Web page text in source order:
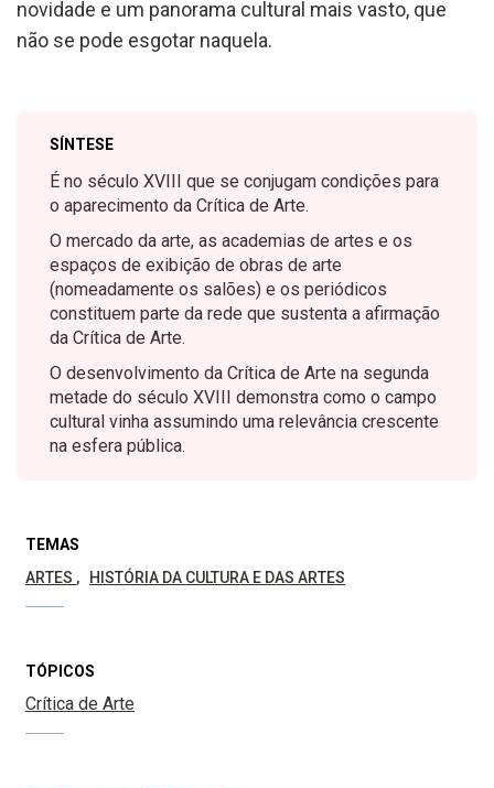
novidade e um panorama cultural mais vasto, que
não se pode esgotar naquela.
SÍNTESE
É no século XVIII que se conjugam condições para
o aparecimento da Crítica de Arte.
O mercado da arte, as academias de artes e os
espaços de exibição de obras de arte
(nomeadamente os salões) e os periódicos
constituem parte da rede que sustenta a afirmação
da Crítica de Arte.
O desenvolvimento da Crítica de Arte na segunda
metade do século XVIII demonstra como o campo
cultural vinha assumindo uma relevância crescente
na esfera pública.
TEMAS
ARTES
HISTÓRIA DA CULTURA E DAS ARTES
TÓPICOS
Crítica de Arte